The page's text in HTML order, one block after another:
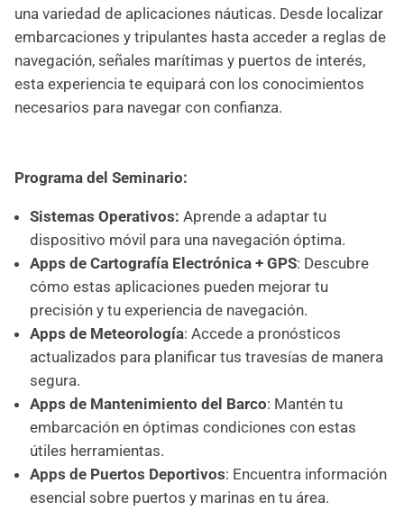
una variedad de aplicaciones náuticas. Desde localizar
embarcaciones y tripulantes hasta acceder a reglas de
navegación, señales marítimas y puertos de interés,
esta experiencia te equipará con los conocimientos
necesarios para navegar con confianza.
Programa del Seminario:
Sistemas Operativos: Aprende a adaptar tu
dispositivo móvil para una navegación óptima.
Apps de Cartografía Electrónica + GPS: Descubre
cómo estas aplicaciones pueden mejorar tu
precisión y tu experiencia de navegación.
Apps de Meteorología: Accede a pronósticos
actualizados para planificar tus travesías de manera
segura.
Apps de Mantenimiento del Barco: Mantén tu
embarcación en óptimas condiciones con estas
útiles herramientas.
Apps de Puertos Deportivos: Encuentra información
esencial sobre puertos y marinas en tu área.